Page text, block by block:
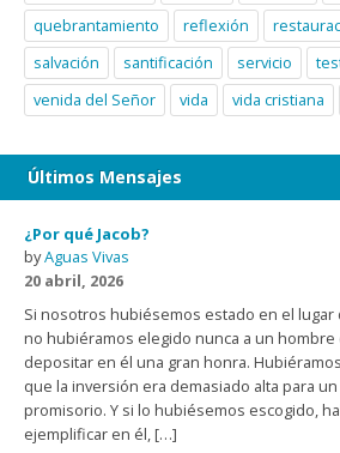
quebrantamiento
reflexión
salvación
santificación servicio
venida del Señor
vida vida cristiana
Últimos Mensajes
¿Por qué Jacob?
byAguas Vivas
20 abril, 2026
Si nosotros hubiésemos estado en el lugar
no hubiéramos elegido nunca a un hombre
depositar en él una gran honra.
que la inversión era demasiado alta para
promisorio. Y si lo hubiésemos escogido,
ejemplificar en él, […]